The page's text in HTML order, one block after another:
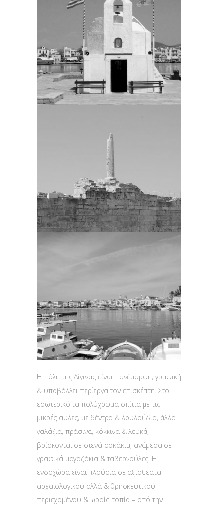
Η πόλη της Αίγινας είναι πανέμορφη, γραφική
& υποβάλλει περίεργα τον επισκέπτη. Στο
εσωτερικό τα πολύχρωμα σπίτια με τις
μικρές αυλές, με δέντρα & λουλούδια, άλλα
γαλάζια, πράσινα, κόκκινα & λευκά,
βρίσκονται σε στενά σοκάκια, ανάμεσα σε
γραφικά μαγαζάκια & ταβερνούλες. Η
ενδοχώρα είναι πλούσια σε αξιοθέατα
αρχαιολογικού αλλά & θρησκευτικού
περιεχομένου & ωραία τοπία – από την